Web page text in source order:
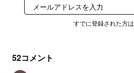
すでに登録された方は
52コメント